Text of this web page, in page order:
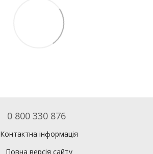
0 800 330 876
Контактна інформація
Повна версія сайту